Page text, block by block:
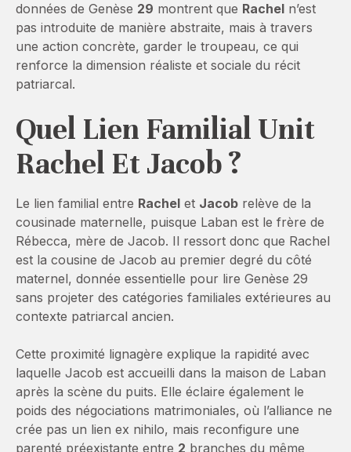
données de Genèse 29 montrent que Rachel n’est
pas introduite de manière abstraite, mais à travers
une action concrète, garder le troupeau, ce qui
renforce la dimension réaliste et sociale du récit
patriarcal.
Quel Lien Familial Unit
Rachel Et Jacob ?
Le lien familial entre Rachel et Jacob relève de la
cousinade maternelle, puisque Laban est le frère de
Rébecca, mère de Jacob. Il ressort donc que Rachel
est la cousine de Jacob au premier degré du côté
maternel, donnée essentielle pour lire Genèse 29
sans projeter des catégories familiales extérieures au
contexte patriarcal ancien.
Cette proximité lignagère explique la rapidité avec
laquelle Jacob est accueilli dans la maison de Laban
après la scène du puits. Elle éclaire également le
poids des négociations matrimoniales, où l’alliance ne
crée pas un lien ex nihilo, mais reconfigure une
parenté préexistante entre 2 branches du même